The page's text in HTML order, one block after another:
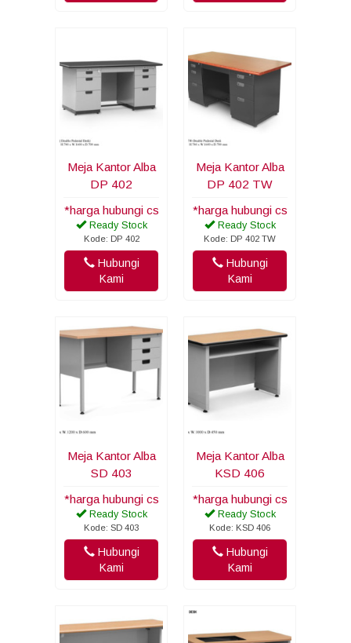
Meja Kantor Alba
DP 402
*harga hubungi cs
Ready Stock
Kode: DP 402
Hubungi
Kami
Meja Kantor Alba
DP 402 TW
*harga hubungi cs
Ready Stock
Kode: DP 402 TW
Hubungi
Kami
Meja Kantor Alba
SD 403
*harga hubungi cs
Ready Stock
Kode: SD 403
Hubungi
Kami
Meja Kantor Alba
KSD 406
*harga hubungi cs
Ready Stock
Kode: KSD 406
Hubungi
Kami